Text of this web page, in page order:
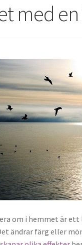
med
om i hemmet är
ändrar färg eller